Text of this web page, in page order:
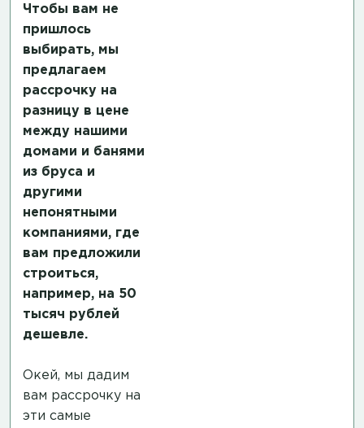
Чтобы вам не
пришлось
выбирать, мы
предлагаем
рассрочку на
разницу в цене
между нашими
домами и банями
из бруса и
другими
непонятными
компаниями, где
вам предложили
строиться,
например, на 50
тысяч рублей
дешевле.
Окей, мы дадим
вам рассрочку на
эти самые